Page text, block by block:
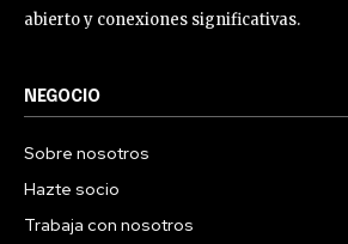
abierto y conexiones significativas.
NEGOCIO
Sobre nosotros
Hazte socio
Trabaja con nosotros